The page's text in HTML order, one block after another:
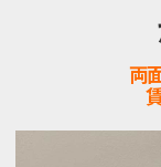
両